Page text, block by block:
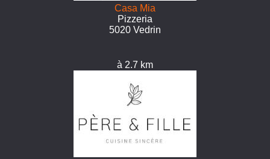
Casa Mia
Pizzeria
5020 Vedrin
à 2.7 km